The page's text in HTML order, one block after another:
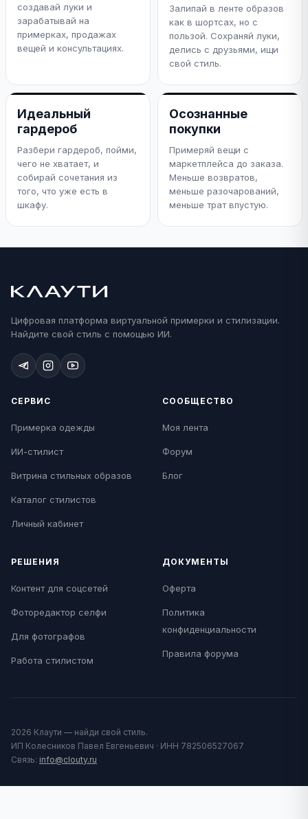
создавай луки и
зарабатывай на
примерках, продажах
вещей и консультациях.
Залипай в ленте образов
как в шортсах, но с
пользой. Сохраняй луки,
делись с друзьями, ищи
свой стиль.
Идеальный
гардероб
Разбери гардероб, пойми,
чего не хватает, и
собирай сочетания из
того, что уже есть в
шкафу.
Осознанные
покупки
Примеряй вещи с
маркетплейса до заказа.
Меньше возвратов,
меньше разочарований,
меньше трат впустую.
Цифровая платформа виртуальной примерки и стилизации.
Найдите свой стиль с помощью ИИ.
СЕРВИС
Примерка одежды
ИИ-стилист
Витрина стильных образов
Каталог стилистов
Личный кабинет
СООБЩЕСТВО
Моя лента
Форум
Блог
РЕШЕНИЯ
Контент для соцсетей
Фоторедактор селфи
Для фотографов
Работа стилистом
ДОКУМЕНТЫ
Оферта
Политика
конфиденциальности
Правила форума
2026 Клаути — найди свой стиль.
ИП Колесников Павел Евгеньевич · ИНН 782506527067
Связь: info@clouty.ru